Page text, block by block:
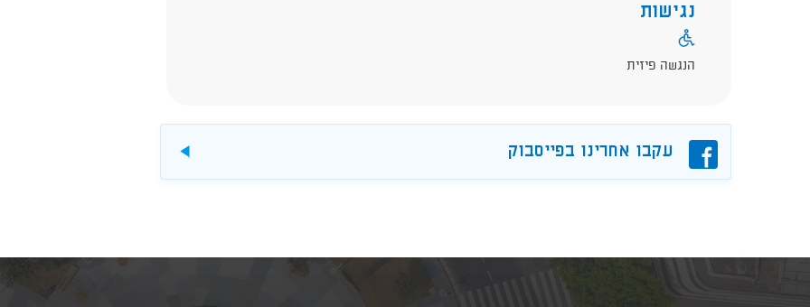
נגישות
הנגשה פיזית
פייסבוקעקבו אחרינו בפייסבוק להורדה